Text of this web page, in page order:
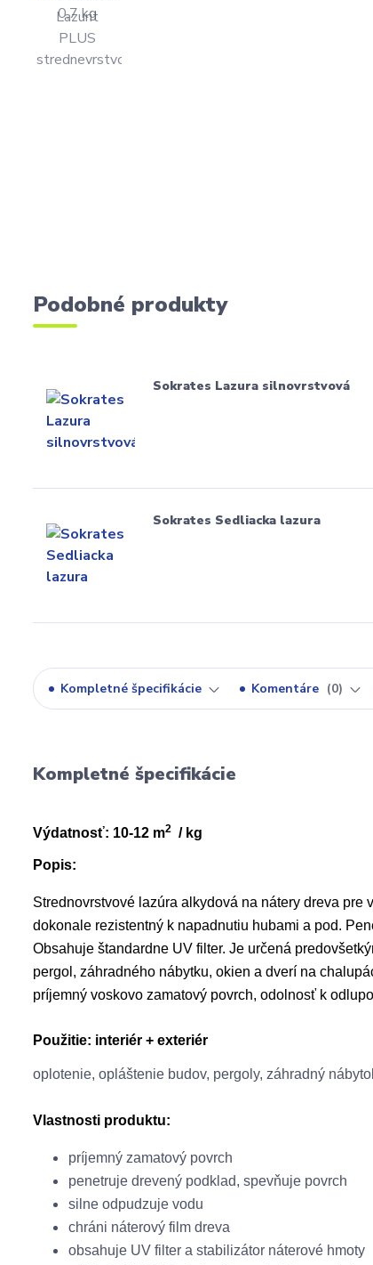
Podobné produkty
Sokrates Lazura silnovrstvová
Sokrates Sedliacka lazura
Kompletné špecifikácie Komentáre 0
Kompletné špecifikácie
Výdatnosť: 10-12 m2 / kg
Popis:
Strednovrstvové lazúra alkydová na nátery dreva pre
dokonale rezistentný k napadnutiu hubami a pod.
Obsahuje štandardne UV filter. Je určená
pergol, záhradného nábytku, okien a dverí na
príjemný voskovo zamatový povrch, odolnosť k
Použitie: interiér + exteriér
oplotenie, opláštenie budov, pergoly, záhradný
Vlastnosti produktu:
príjemný zamatový povrch
penetruje drevený podklad, spevňuje povrch
silne odpudzuje vodu
chráni náterový film dreva
obsahuje UV filter a stabilizátor náterové hmoty